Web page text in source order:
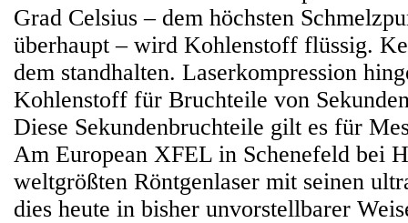
Grad Celsius – dem höchsten
überhaupt – wird Kohlenstoff flüssig.
dem standhalten. Laserkompression
Kohlenstoff für Bruchteile von
Diese Sekundenbruchteile gilt es für
Am European XFEL in Schenefeld bei
weltgrößten Röntgenlaser mit seinen
dies heute in bisher unvorstellbarer